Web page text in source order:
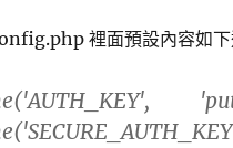
裡面預設內容如下
'put